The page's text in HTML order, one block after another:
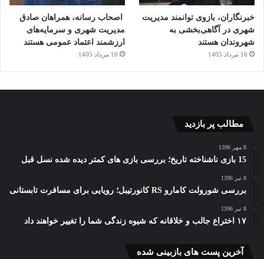
خبرنگاران، بازوی توانمند مدیریت
شهری در آگاهی‌بخشی به
شهروندان هستند
16 مرداد 1405
اصحاب رسانه، همراهان صادق
مدیریت شهری و سرمایه‌های
ارزشمند اعتماد عمومی هستند
16 مرداد 1405
مطالب پر بازدید
8 مهر 1396
15 بازی ناشناخته تاریخ؛ بررسی بازی های کمتر دیده شده نسل قبل
8 تیر 1396
بررسی شورولت کامارو RS کانورتیبل؛ رویایی برای مسافرت تابستانی
8 تیر 1396
۱۷ اختراع جالب و خلاقانه که شیوه زندگی شما را تغییر خواهند داد
آخرین پست های بازبینی شده